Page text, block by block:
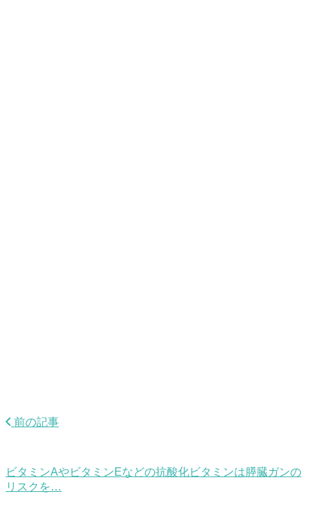
前の記事
ビタミンAやビタミンEなどの抗酸化ビタミンは膵臓ガンの
リスクを…